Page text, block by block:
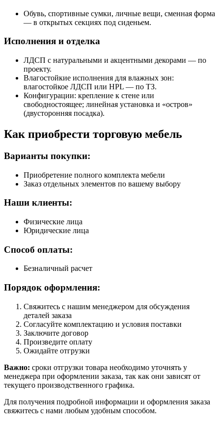
Обувь, спортивные сумки, личные вещи, сменная форма
— в открытых секциях под сиденьем.
Исполнения и отделка
ЛДСП с натуральными и акцентными декорами — по
проекту.
Влагостойкие исполнения для влажных зон:
влагостойкое ЛДСП или HPL — по ТЗ.
Конфигурации: крепление к стене или
свободностоящее; линейная установка и «остров»
(двусторонняя посадка).
Как приобрести торговую мебель
Варианты покупки:
Приобретение полного комплекта мебели
Заказ отдельных элементов по вашему выбору
Наши клиенты:
Физические лица
Юридические лица
Способ оплаты:
Безналичный расчет
Порядок оформления:
Свяжитесь с нашим менеджером для обсуждения
деталей заказа
Согласуйте комплектацию и условия поставки
Заключите договор
Произведите оплату
Ожидайте отгрузки
Важно: сроки отгрузки товара необходимо уточнять у
менеджера при оформлении заказа, так как они зависят от
текущего производственного графика.
Для получения подробной информации и оформления заказа
свяжитесь с нами любым удобным способом.